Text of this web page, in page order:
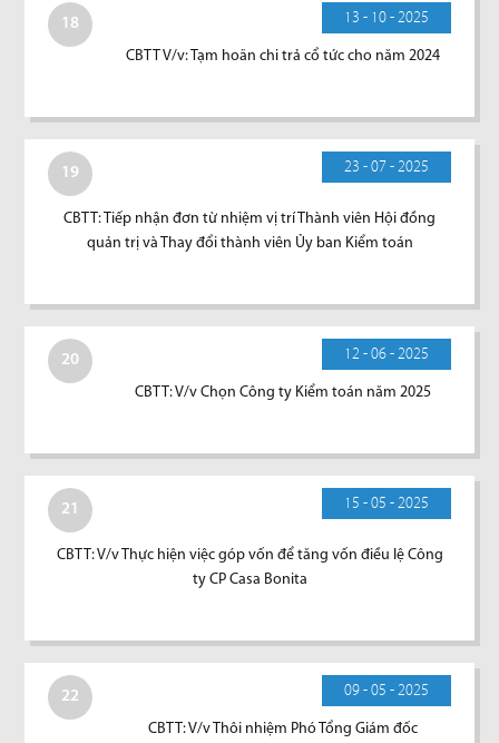
18 13 - 10 - 2025
CBTT V/v: Tạm hoãn chi trả cổ tức cho năm 2024
19 23 - 07 - 2025
CBTT: Tiếp nhận đơn từ nhiệm vị trí Thành viên Hội đồng
quản trị và Thay đổi thành viên Ủy ban Kiểm toán
20 12 - 06 - 2025
CBTT: V/v Chọn Công ty Kiểm toán năm 2025
21 15 - 05 - 2025
CBTT: V/v Thực hiện việc góp vốn để tăng vốn điều lệ Công
ty CP Casa Bonita
22 09 - 05 - 2025
CBTT: V/v Thôi nhiệm Phó Tổng Giám đốc